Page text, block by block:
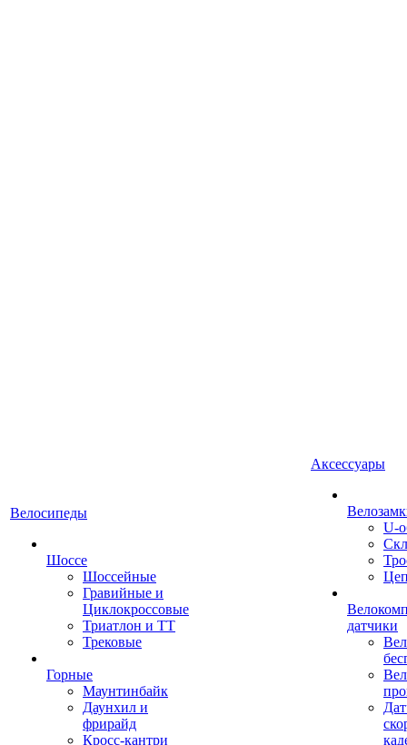
Велосипеды
Шоссе
Шоссейные
Гравийные и
Циклокроссовые
Триатлон и ТТ
Трековые
Горные
Маунтинбайк
Даунхил и
фрирайд
Кросс-кантри
Аксессуары
U-
датчики